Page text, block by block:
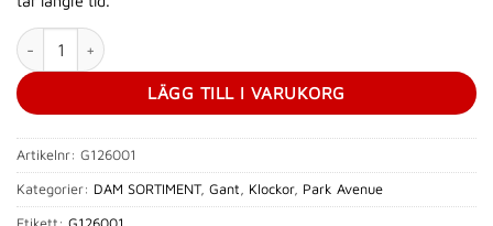
GANT Park Avenue 28 mängd
LÄGG TILL I VARUKORG
Artikelnr: G126001
Kategorier: DAM SORTIMENT, Gant, Klockor, Park Avenue